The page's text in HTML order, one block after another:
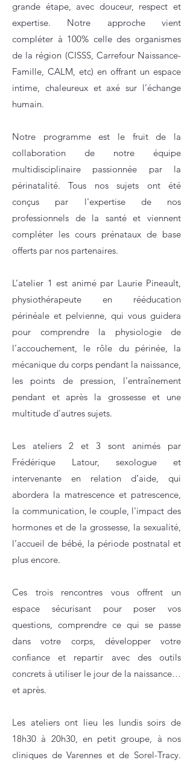
grande étape, avec douceur, respect et
expertise. Notre approche vient
compléter à 100% celle des organismes
de la région (CISSS, Carrefour Naissance-
Famille, CALM, etc) en offrant un espace
intime, chaleureux et axé sur l’échange
humain.
Notre programme est le fruit de la
collaboration de notre équipe
multidisciplinaire passionnée par la
périnatalité. Tous nos sujets ont été
conçus par l'expertise de nos
professionnels de la santé et viennent
compléter les cours prénataux de base
offerts par nos partenaires.
L’atelier 1 est animé par Laurie Pineault,
physiothérapeute en rééducation
périnéale et pelvienne, qui vous guidera
pour comprendre la physiologie de
l’accouchement, le rôle du périnée, la
mécanique du corps pendant la naissance,
les points de pression, l'entraînement
pendant et après la grossesse et une
multitude d'autres sujets.
Les ateliers 2 et 3 sont animés par
Frédérique Latour, sexologue et
intervenante en relation d’aide, qui
abordera la matrescence et patrescence,
la communication, le couple, l'impact des
hormones et de la grossesse, la sexualité,
l’accueil de bébé, la période postnatal et
plus encore.
Ces trois rencontres vous offrent un
espace sécurisant pour poser vos
questions, comprendre ce qui se passe
dans votre corps, développer votre
confiance et repartir avec des outils
concrets à utiliser le jour de la naissance…
et après.
Les ateliers ont lieu les lundis soirs de
18h30 à 20h30, en petit groupe, à nos
cliniques de Varennes et de Sorel-Tracy.